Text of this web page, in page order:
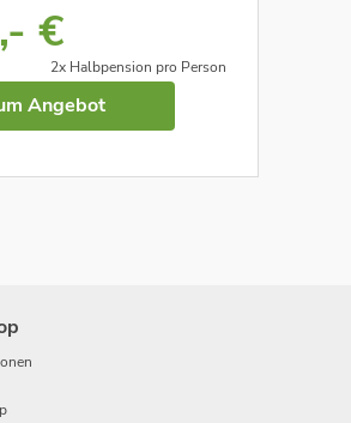
€
2x Halbpension pro Person
Angebot